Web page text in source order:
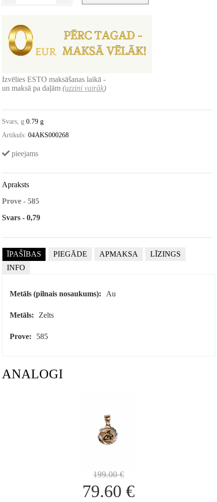
Izvēlies ESTO maksāšanas laikā -
un maksā pa daļām(uzzini vairāk)
Svars, g 0.79 g
Artikuls: 04AKS000268
pieejams
Apraksts
Prove - 585
Svars - 0,79
ĪPAŠĪBAS PIEGĀDE APMAKSA
LĪZINGS
INFO
Metāls (pilnais nosaukums): Au
Metāls: Zelts
Prove: 585
ANALOGI
199.00€
79.60 €